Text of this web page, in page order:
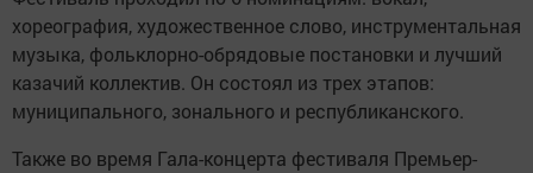
хореография, художественное слово, инструментальная
музыка, фольклорно-обрядовые постановки и лучший
казачий коллектив. Он состоял из трех этапов:
муниципального, зонального и республиканского.
Также во время Гала-концерта фестиваля Премьер-